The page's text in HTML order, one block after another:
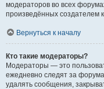
модераторов во всех
произведённых создателем
Вернуться к началу
Кто такие модераторы?
Модераторы — это
ежедневно следят за
удалять сообщения,